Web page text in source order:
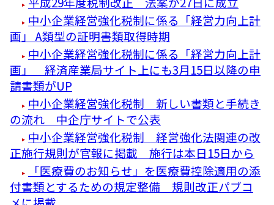
中小企業経営強化税制に係る「経営力向上計
画」 A類型の証明書類取得時期
中小企業経営強化税制に係る「経営力向上計
画」 経済産業局サイト上にも3月15日以降の申
請書類がUP
中小企業経営強化税制 新しい書類と手続き
の流れ 中企庁サイトで公表
中小企業経営強化税制 経営強化法関連の改
正施行規則が官報に掲載 施行は本日15日から
「医療費のお知らせ」を医療費控除適用の添
付書類とするための規定整備 規則改正パブコ